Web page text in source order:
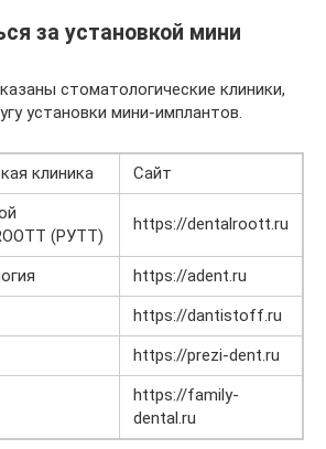
за установкой мини
стоматологические клиники,
установки мини-имплантов.
клиника
Сайт
(РУТТ)
https://dentalroott.ru
https://adent.ru
https://dantistoff.ru
https://prezi-dent.ru
https://family-
dental.ru